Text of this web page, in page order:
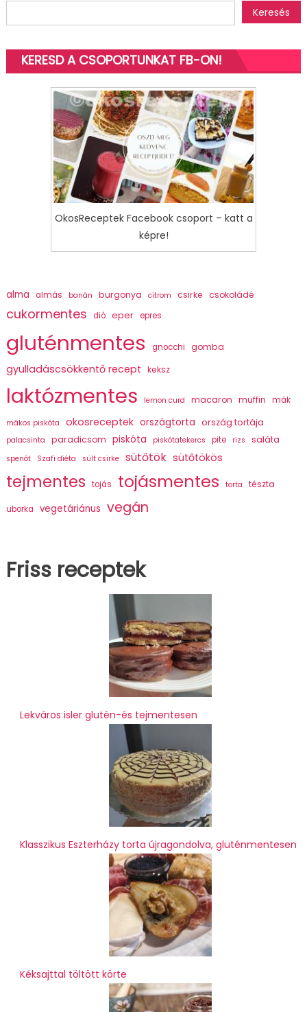
Keresés
KERESD A CSOPORTUNKAT FB-ON!
OkosReceptek Facebook csoport – katt a
képre!
alma almás banán burgonya citrom csirke csokoládé
cukormentes dió eper epres
gluténmentes gnocchi gomba
gyulladáscsökkentő recept keksz
laktózmentes lemon curd macaron muffin mák
mákos piskóta okosreceptek országtorta ország tortája
palacsinta paradicsom piskóta piskótatekercs pite rizs saláta
spenót Szafi diéta sült csirke sütőtök sütőtökös
tejmentes tojás tojásmentes torta tészta
uborka vegetáriánus vegán
Friss receptek
Lekváros isler glutén-és tejmentesen
Klasszikus Eszterházy torta újragondolva, gluténmentesen
Kéksajttal töltött körte